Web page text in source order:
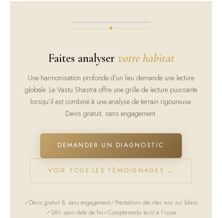
✦
Faites analyser votre habitat
Une harmonisation profonde d’un lieu demande une lecture
globale. Le Vastu Shastra offre une grille de lecture puissante
lorsqu’il est combiné à une analyse de terrain rigoureuse.
Devis gratuit, sans engagement.
DEMANDER UN DIAGNOSTIC
VOIR TOUS LES TÉMOIGNAGES →
Devis gratuit & sans engagement
Prestations décrites noir sur blanc
SAV sans date de fin
Compte-rendu écrit à l’issue